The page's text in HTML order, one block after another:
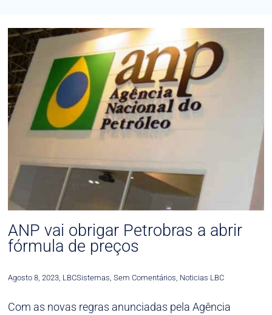
ANP vai obrigar Petrobras a abrir
fórmula de preços
Agosto 8, 2023, LBCSistemas, Sem Comentários, Noticias LBC
Com as novas regras anunciadas pela Agência